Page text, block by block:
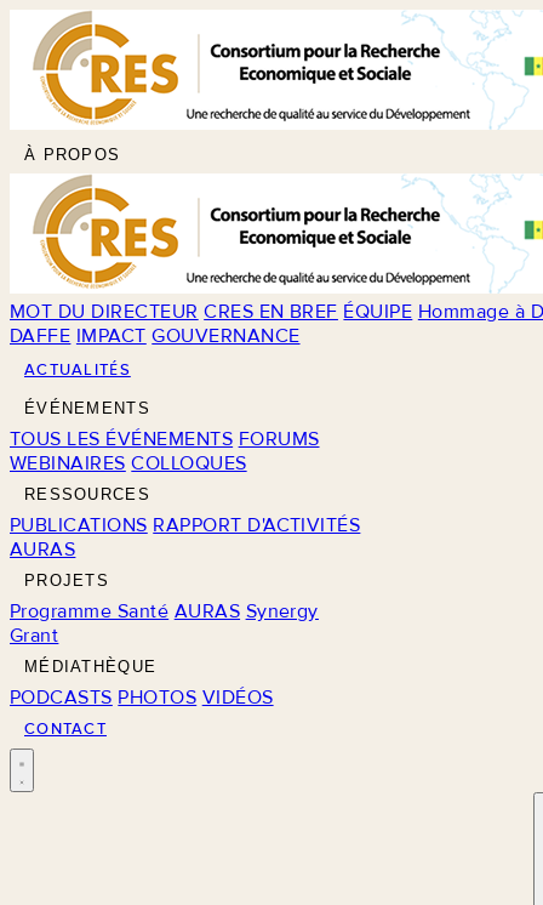
À PROPOS
MOT DU DIRECTEUR CRES EN BREF ÉQUIPE Hommage à
DAFFE IMPACT GOUVERNANCE
ACTUALITÉS
ÉVÉNEMENTS
TOUS LES ÉVÉNEMENTS FORUMS
WEBINAIRES COLLOQUES
RESSOURCES
PUBLICATIONS RAPPORT D'ACTIVITÉS
AURAS
PROJETS
Programme Santé AURAS Synergy
Grant
MÉDIATHÈQUE
PODCASTS PHOTOS VIDÉOS
CONTACT